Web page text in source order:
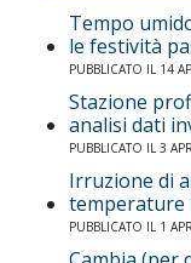
Tempo
le festività
PUBBLICATO IL 14
Stazione
analisi dati
PUBBLICATO IL 3
Irruzione di
temperature
PUBBLICATO IL 1